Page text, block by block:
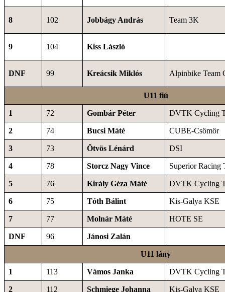
8 102 Jobbágy András Team 3K
9 104 Kiss László
DNF 99 Kreácsik Miklós Alpinbike Team
U11 fiú
1 72 Gombár Péter DVTK Cycling
2 74 Bucsi Máté CUBE-Csömör
3 73 Ötvös Lénárd DSI
4 78 Storcz Nagy Vince Superior Racing
5 76 Király Géza Máté DVTK Cycling
6 75 Tóth Bálint Kis-Galya KSE
7 77 Molnár Máté HOTE SE
DNF 96 Jánosi Zalán
U11 lány
1 113 Vámos Janka DVTK Cycling
2 112 Schmiege Johanna Kis-Galya KSE